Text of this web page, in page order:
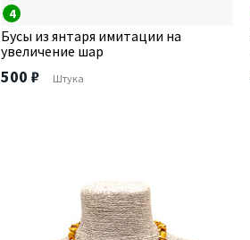
4
Бусы из янтаря имитации на
увеличение шар
500 ₽ Штука